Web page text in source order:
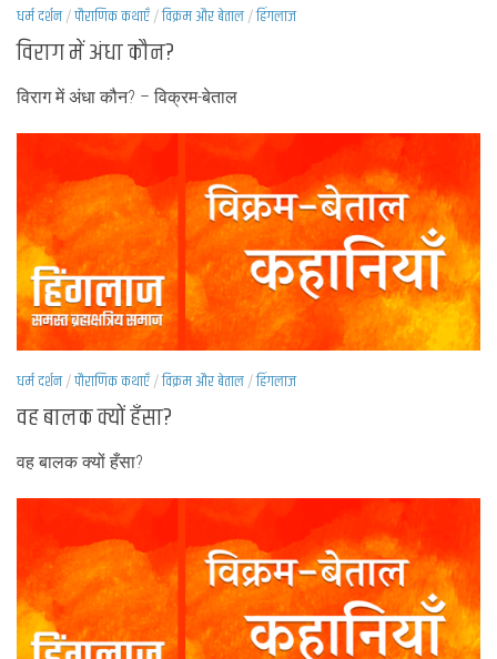
धर्म दर्शन/पौराणिक कथाएँ/विक्रम और बेताल/हिंगलाज
विराग में अंधा कौन?
विराग में अंधा कौन? – विक्रम-बेताल
धर्म दर्शन/पौराणिक कथाएँ/विक्रम और बेताल/हिंगलाज
वह बालक क्यों हँसा?
वह बालक क्यों हँसा?